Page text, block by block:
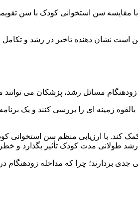
مقایسه سن استخوانی کودک با سن
نشان دهنده تاخیر در رشد و تکامل
مسائل رشد، پزشکان می توانند
زمینه ای را بررسی کنند و یک
کند. با ارزیابی منظم سن استخوانی
رشد طولانی مدت کودک تأثیر بگذارد و
جدی بردارند؛ چرا که مداخله